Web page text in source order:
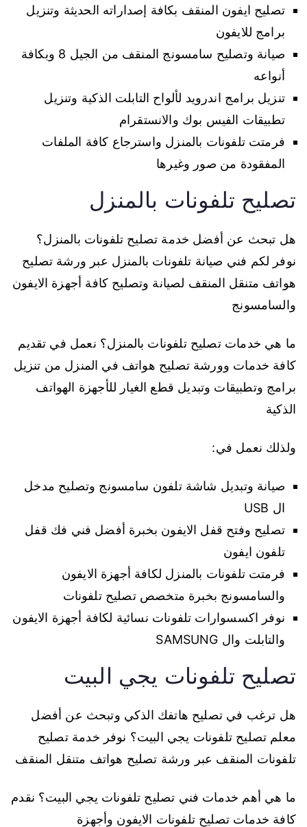
تصليح ايفون المنقف بكافة إصداراته الحديثة وتنزيل
برامج للايفون
صيانة وتصليح سامسونج المنقف من الجيل 8 وبكافة
أنواعه
تنزيل برامج اندرويد لألواح التابلت الذكية وتنزيل
تطبيقات الفيس بوك والانستقرام
فرمتت تلفونات بالمنزل واسترجاع كافة الملفات
المفقودة من صور وغيرها
تصليح تلفونات بالمنزل
هل تبحث عن أفضل خدمة تصليح تلفونات بالمنزل؟
نوفر لكم فني صيانة تلفونات بالمنزل عبر ورشة تصليح
هواتف متنقل المنقف لصيانة وتصليح كافة أجهزة الايفون
والسامسونج
ما هي خدمات تصليح تلفونات بالمنزل؟ نعمل في تقديم
كافة خدمات وورشة تصليح هواتف في المنزل من تنزيل
برامج وتطبيقات وتبديل قطع الغيار للأجهزة الهواتف
الذكية
ولذلك نعمل في:
صيانة وتبديل شاشة تلفون سامسونج وتصليح مدخل
ال USB
تصليح وفتح قفل الايفون بخبرة أفضل فني فك قفل
تلفون ايفون
فرمتت تلفونات بالمنزل لكافة أجهزة الايفون
والسامسونج بخبرة متخصص تصليح تلفونات
نوفر اكسسوارات تلفونات نسائية لكافة أجهزة الايفون
والتابلت وال SAMSUNG
تصليح تلفونات يجي البيت
هل ترغب في تصليح هاتفك الذكي وتبحث عن أفضل
معلم تصليح تلفونات يجي البيت؟ نوفر خدمة تصليح
تلفونات المنقف عبر ورشة تصليح هواتف متنقل المنقف
ما هي أهم خدمات فني تصليح تلفونات يجي البيت؟ نقدم
كافة خدمات تصليح تلفونات الايفون وأجهزة